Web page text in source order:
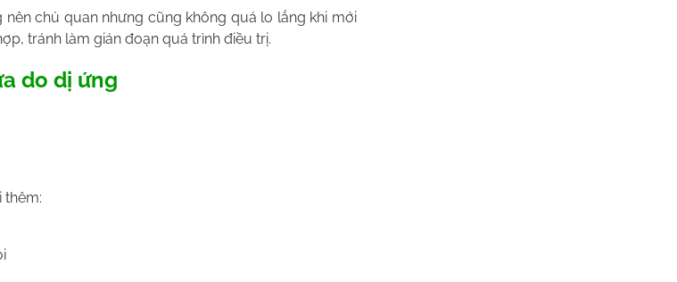
chủ quan nhưng cũng không quá lo lắng khi mới
tránh làm gián đoạn quá trình điều trị.
do dị ứng
thêm: